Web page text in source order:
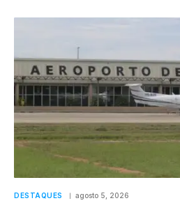
DESTAQUES agosto 5, 2026